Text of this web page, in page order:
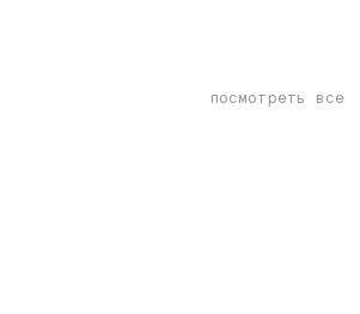
посмотреть все